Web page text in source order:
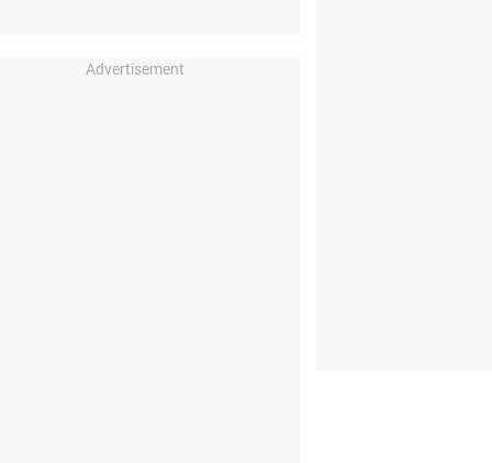
Advertisement